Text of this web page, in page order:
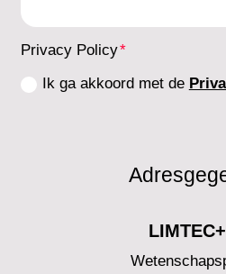
Privacy Policy
Ik ga akkoord met de